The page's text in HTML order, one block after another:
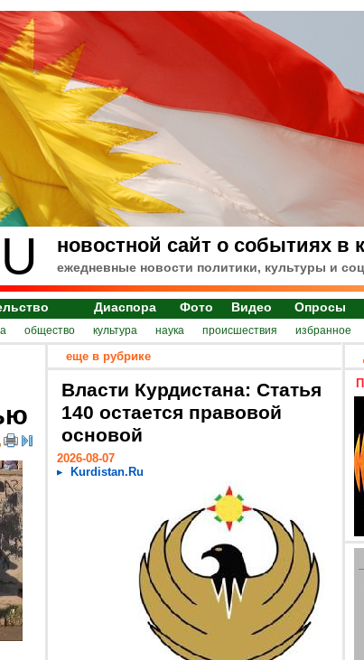
новостной сайт о событиях в
ежедневные новости политики, культуры и
Диаспора Фото Видео Опросы
общество культура наука происшествия избранное
еще в рубрике
Власти Курдистана: Статья
140 остается правовой
основой
2026-08-07
Kurdistan.Ru